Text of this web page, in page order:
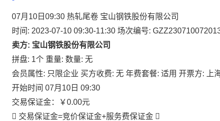
07月10日09:30 热轧尾卷 宝山钢铁股份有限公司
时间: 2023-07-10 09:30-11:30 场次编号:
卖方: 宝山钢铁股份有限公司
拼盘: 1个 重量: 数量: 无
会员属性: 只限企业 买方收费: 无 年费套餐: 适用 开票方: 上
开始时间 07月10日 09:30
交易保证金：
￥0.00元
 交易保证金=竞价保证金+服务费保证金 